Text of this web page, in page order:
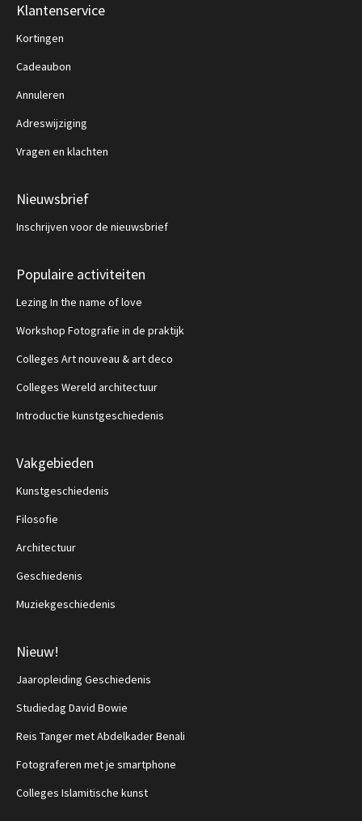
Klantenservice
Kortingen
Cadeaubon
Annuleren
Adreswijziging
Vragen en klachten
Nieuwsbrief
Inschrijven voor de nieuwsbrief
Populaire activiteiten
Lezing In the name of love
Workshop Fotografie in de praktijk
Colleges Art nouveau & art deco
Colleges Wereld architectuur
Introductie kunstgeschiedenis
Vakgebieden
Kunstgeschiedenis
Filosofie
Architectuur
Geschiedenis
Muziekgeschiedenis
Nieuw!
Jaaropleiding Geschiedenis
Studiedag David Bowie
Reis Tanger met Abdelkader Benali
Fotograferen met je smartphone
Colleges Islamitische kunst